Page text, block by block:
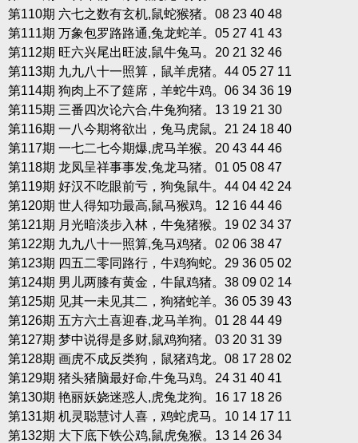
第110期 六七之数有玄机,鼠蛇猴猪。08 23 40 48
第111期 万象包罗路路通,兔龙蛇羊。05 27 41 43
第112期 旺六兴尾出旺波,鼠牛兔马。20 21 32 46
第113期 九九八十一照算，鼠羊虎猪。44 05 27 11
第114期 狗肉上不了筵席，羊蛇牛鸡。06 34 36 19
第115期 三番四次论六合,牛兔狗猪。13 19 21 30
第116期 一八今期将欲出，兔马虎鼠。21 24 18 40
第117期 一七二七今期爆,虎马羊猴。20 43 44 46
第118期 龙凤呈祥事事发,兔龙马猪。01 05 08 47
第119期 好汉不吃眼前亏，狗兔鼠牛。44 04 42 24
第120期 世人得知功最高,鼠马猴鸡。12 16 44 46
第121期 月光暗淡步入林，牛兔猪猴。19 02 34 37
第122期 九九八十一照算,兔马鸡猪。02 06 38 47
第123期 四五二零同路行，牛鸡狗蛇。29 36 05 02
第124期 男儿两膝有黄金，牛鼠鸡猪。38 09 02 14
第125期 见其一未见其二，狗猪蛇羊。36 05 39 43
第126期 五方六土喜迎春,龙马羊狗。01 28 44 49
第127期 梦中说得是多财,鼠鸡狗猪。03 20 31 39
第128期 画虎不成反类狗，鼠猪鸡龙。08 17 28 02
第129期 猪头猪脑最好命,牛兔马鸡。24 31 40 41
第130期 艳丽妖娆迷惑人,虎兔龙狗。16 17 18 26
第131期 机灵聪慧讨人喜，鸡蛇虎马。10 14 17 11
第132期 大下底下铁公鸡,鼠虎兔猴。13 14 26 34